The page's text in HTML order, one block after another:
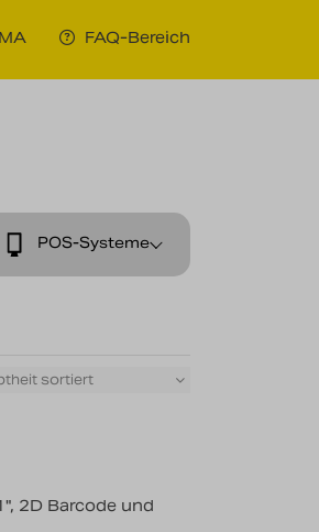
FAQ-Bereich
POS-Systeme
2D Barcode und